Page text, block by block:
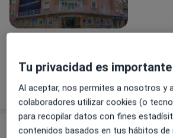
Mostrar mássobre la
Servicios y precios
Tu privacidad es importante
Al aceptar, nos permites a nosotros y
colaboradores utilizar cookies (o
para recopilar datos con fines
contenidos basados en tus hábitos de